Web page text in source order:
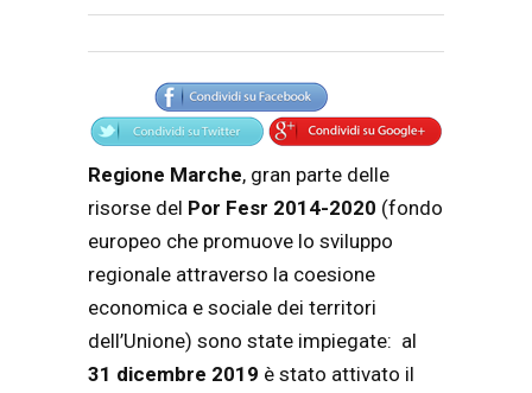
Articolo
Testo articolo principale
Regione Marche, gran parte delle
risorse del Por Fesr 2014-2020 (fondo
europeo che promuove lo sviluppo
regionale attraverso la coesione
economica e sociale dei territori
dell’Unione) sono state impiegate: al
31 dicembre 2019 è stato attivato il